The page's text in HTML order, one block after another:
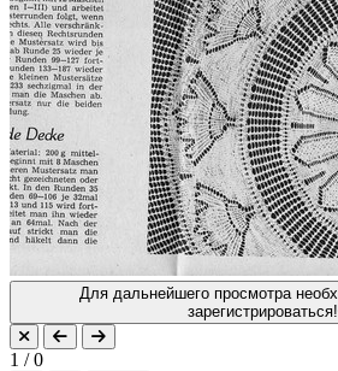
Для дальнейшего просмотра необходимо войти или
зарегистрироваться!
1 /0